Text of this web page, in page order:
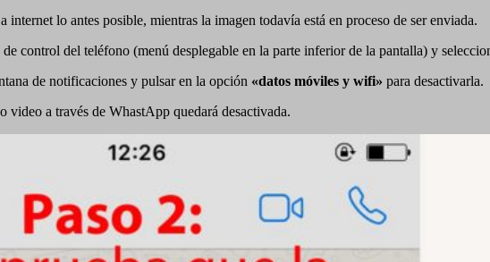
lo antes posible, mientras la imagen todavía está en proceso de ser enviada.
control del teléfono (menú desplegable en la parte inferior de la pantalla) y
de notificaciones y pulsar en la opción «datos móviles y wifi» para desactivarla.
video a través de WhastApp quedará desactivada.